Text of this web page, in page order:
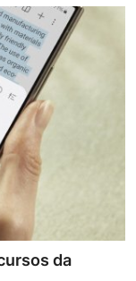
da